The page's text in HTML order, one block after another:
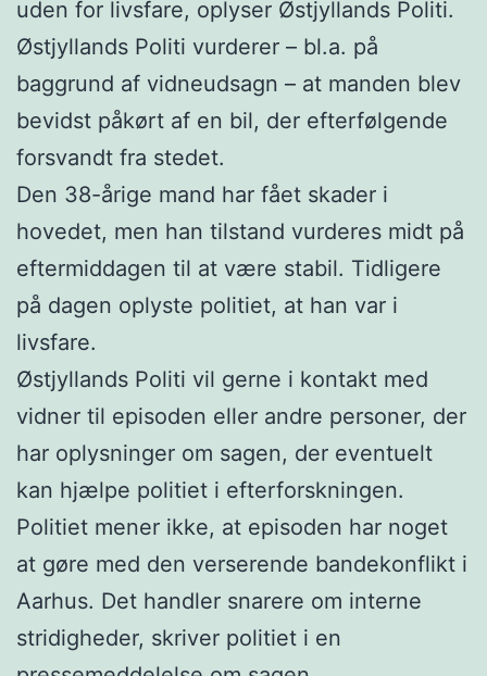
uden for livsfare, oplyser Østjyllands Politi.
Østjyllands Politi vurderer – bl.a. på
baggrund af vidneudsagn – at manden blev
bevidst påkørt af en bil, der efterfølgende
forsvandt fra stedet.
Den 38-årige mand har fået skader i
hovedet, men han tilstand vurderes midt på
eftermiddagen til at være stabil. Tidligere
på dagen oplyste politiet, at han var i
livsfare.
Østjyllands Politi vil gerne i kontakt med
vidner til episoden eller andre personer, der
har oplysninger om sagen, der eventuelt
kan hjælpe politiet i efterforskningen.
Politiet mener ikke, at episoden har noget
at gøre med den verserende bandekonflikt i
Aarhus. Det handler snarere om interne
stridigheder, skriver politiet i en